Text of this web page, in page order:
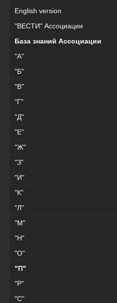
English version
"ВЕСТИ" Ассоциации
База знаний Ассоциации
"А"
"Б"
"В"
"Г"
"Д"
"Е"
"Ж"
"З"
"И"
"К"
"Л"
"М"
"Н"
"О"
"П"
"Р"
"С"